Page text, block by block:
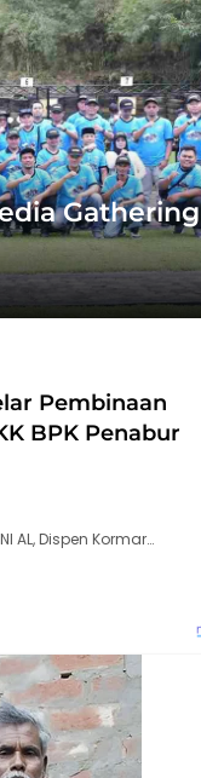
Gathering
Pembinaan
BPK Penabur
Dispen Kormar…